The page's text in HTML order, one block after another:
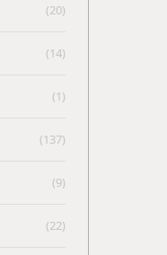
(20)
(14)
(1)
(137)
(9)
(22)